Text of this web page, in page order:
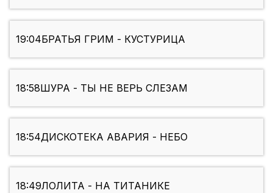
19:04БРАТЬЯ ГРИМ - КУСТУРИЦА
18:58ШУРА - ТЫ НЕ ВЕРЬ СЛЕЗАМ
18:54ДИСКОТЕКА АВАРИЯ - НЕБО
18:49ЛОЛИТА - НА ТИТАНИКЕ